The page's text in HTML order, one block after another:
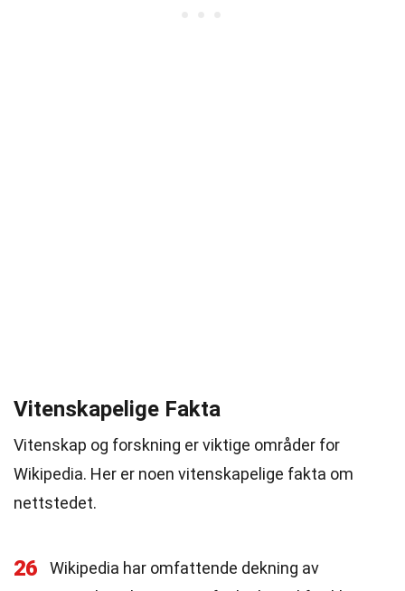
Vitenskapelige Fakta
Vitenskap og forskning er viktige områder for
Wikipedia. Her er noen vitenskapelige fakta om
nettstedet.
26
Wikipedia har omfattende dekning av